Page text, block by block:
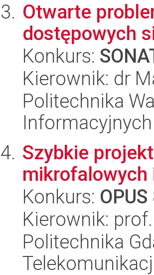
Otwarte
dostępowych
Konkurs:
Kierownik: dr
Politechnika
Informacyjnych
Szybkie
mikrofalowych
Konkurs: OPUS
Kierownik:
Politechnika